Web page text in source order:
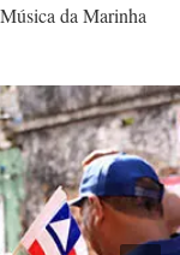
da Marinha